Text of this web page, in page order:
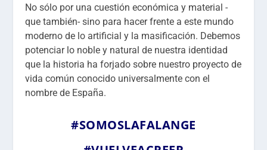
No sólo por una cuestión económica y material -
que también- sino para hacer frente a este mundo
moderno de lo artificial y la masificación. Debemos
potenciar lo noble y natural de nuestra identidad
que la historia ha forjado sobre nuestro proyecto de
vida común conocido universalmente con el
nombre de España.
#SOMOSLAFALANGE